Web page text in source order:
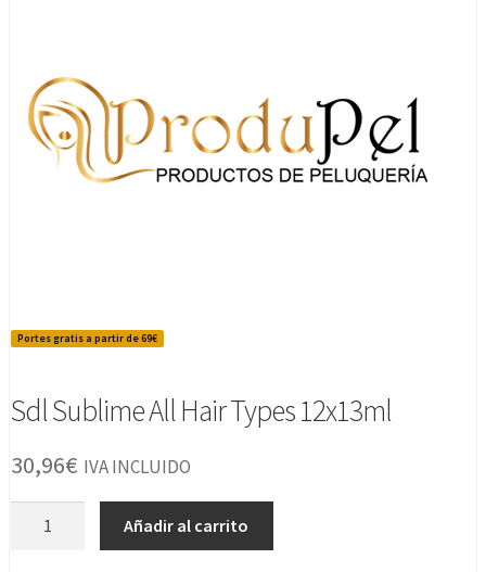
Portes gratis a partir de 69€
Sdl Sublime All Hair Types 12x13ml
30,96€ IVA INCLUIDO
Añadir al carrito